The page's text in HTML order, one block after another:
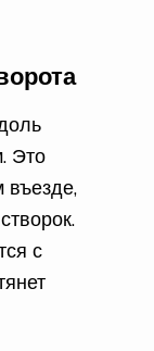
Это
въезде,
с